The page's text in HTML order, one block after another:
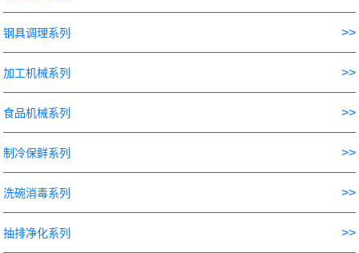
钢具调理系列 >>
加工机械系列 >>
食品机械系列 >>
制冷保鲜系列 >>
洗碗消毒系列 >>
抽排净化系列 >>